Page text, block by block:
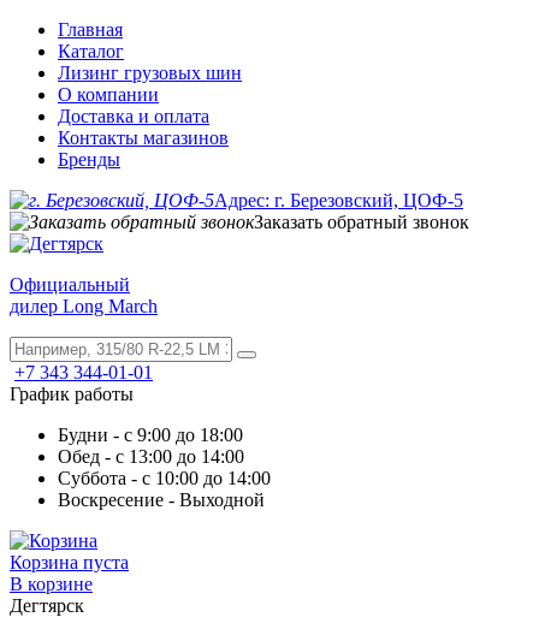
Главная
Каталог
Лизинг грузовых шин
О компании
Доставка и оплата
Контакты магазинов
Бренды
Адрес: г. Березовский, ЦОФ-5
Заказать обратный звонок
Официальный
дилер Long March
+7 343 344-01-01
График работы
Будни - с 9:00 до 18:00
Обед - с 13:00 до 14:00
Суббота - с 10:00 до 14:00
Воскресение - Выходной
Корзина пуста
В корзине
Дегтярск